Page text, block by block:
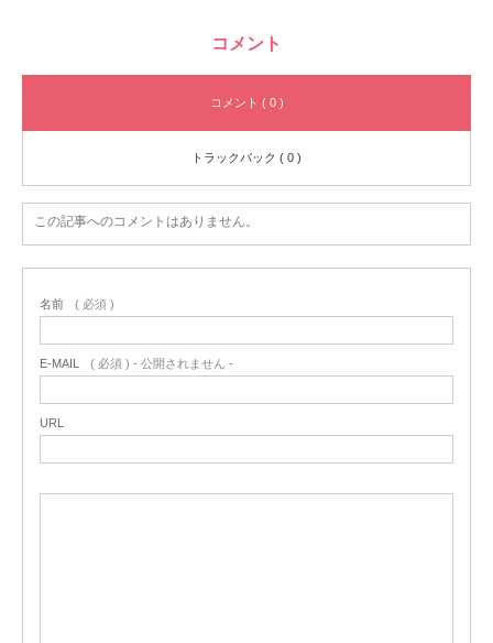
コメント
コメント ( 0 )
トラックバック ( 0 )
この記事へのコメントはありません。
名前 ( 必須 )
E-MAIL ( 必須 ) - 公開されません -
URL